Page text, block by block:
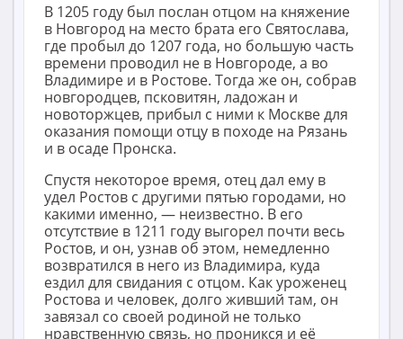
В 1205 году был послан отцом на княжение
в Новгород на место брата его Святослава,
где пробыл до 1207 года, но большую часть
времени проводил не в Новгороде, а во
Владимире и в Ростове. Тогда же он, собрав
новгородцев, псковитян, ладожан и
новоторжцев, прибыл с ними к Москве для
оказания помощи отцу в походе на Рязань
и в осаде Пронска.
Спустя некоторое время, отец дал ему в
удел Ростов с другими пятью городами, но
какими именно, — неизвестно. В его
отсутствие в 1211 году выгорел почти весь
Ростов, и он, узнав об этом, немедленно
возвратился в него из Владимира, куда
ездил для свидания с отцом. Как уроженец
Ростова и человек, долго живший там, он
завязал со своей родиной не только
нравственную связь, но проникся и её